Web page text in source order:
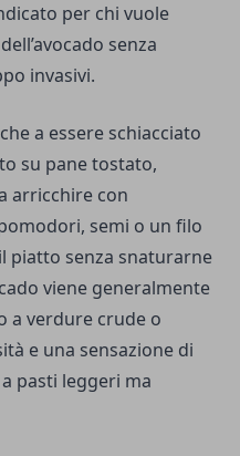
per chi vuole
senza
invasivi.
a essere schiacciato
su pane tostato,
arricchire con
semi o un filo
piatto senza snaturarne
viene generalmente
a verdure crude o
e una sensazione di
pasti leggeri ma